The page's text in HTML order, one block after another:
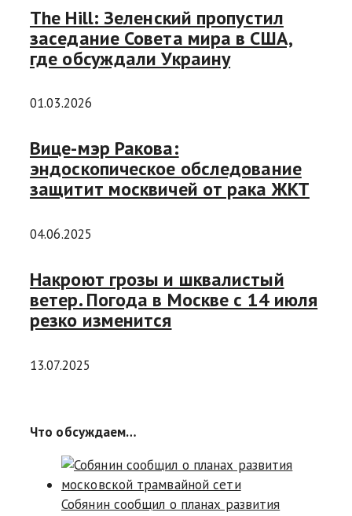
The Hill: Зеленский пропустил
заседание Совета мира в США,
где обсуждали Украину
01.03.2026
Вице-мэр Ракова:
эндоскопическое обследование
защитит москвичей от рака ЖКТ
04.06.2025
Накроют грозы и шквалистый
ветер. Погода в Москве с 14 июля
резко изменится
13.07.2025
Что обсуждаем…
Собянин сообщил о планах развития